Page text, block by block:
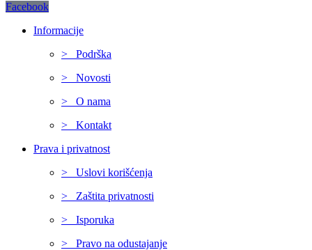
Facebook
Informacije
> Podrška
> Novosti
> O nama
> Kontakt
Prava i privatnost
> Uslovi korišćenja
> Zaštita privatnosti
> Isporuka
> Pravo na odustajanje